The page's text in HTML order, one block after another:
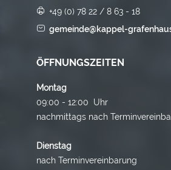
+49 (0) 78 22 / 8 63 - 18
gemeinde@kappel-
ÖFFNUNGSZEITEN
Montag
09:00 - 12:00 Uhr
nachmittags nach
Dienstag
nach Terminvereinbarung